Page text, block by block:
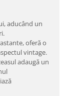
aducând un
oferă o
vintage.
adaugă un